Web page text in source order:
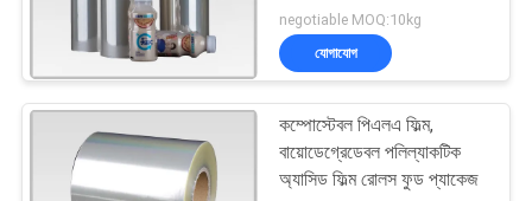
আমাদের
সম্পর্কে
কারখানাPETG সঙ্কুচিত চলচ্চিত্র
134
negotiable MOQ:10kg
যোগাযোগ
কম্পোস্টেবল পিএলএ ফিল্ম,
বায়োডেগ্রেডেবল পলিল্যাকটিক
অ্যাসিড ফিল্ম রোলস ফুড প্যাকেজ